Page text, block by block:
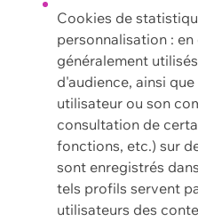
Cookies de
personnalisation :
généralement
d'audience, ainsi
utilisateur ou son
consultation de
fonctions, etc.) sur
sont enregistrés
tels profils servent
utilisateurs des